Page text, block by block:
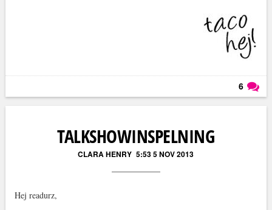
6
TALKSHOWINSPELNING
CLARA HENRY 5:53 5 NOV 2013
Hej readurz,